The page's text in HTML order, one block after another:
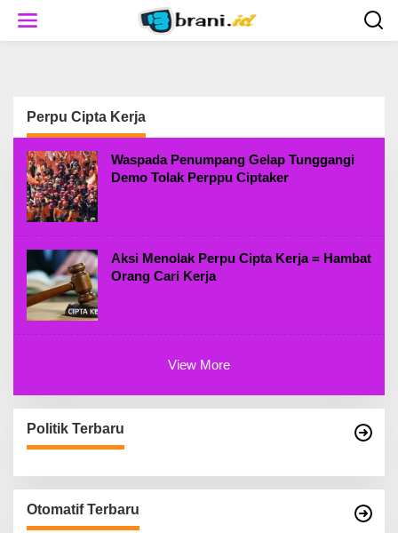
i
Perpu Cipta Kerja
Waspada Penumpang Gelap Tunggangi
Demo Tolak Perppu Ciptaker
Aksi Menolak Perpu Cipta Kerja = Hambat
Orang Cari Kerja
View More
Politik Terbaru
Otomatif Terbaru